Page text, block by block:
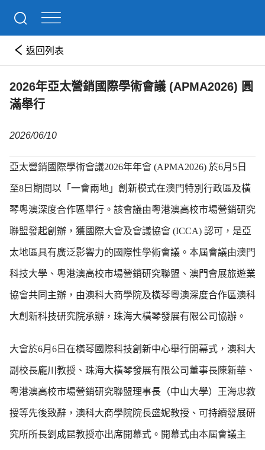
返回列表
2026年亞太營銷國際學術會議 (APMA2026) 圓
滿舉行
2026/06/10
亞太營銷國際學術會議2026年年會 (APMA2026) 於6月5日
至8日期間以「一會兩地」創新模式在澳門特別行政區及橫
琴粵澳深度合作區舉行。該會議由粵港澳高校市場營銷研究
聯盟發起創辦，獲國際大會及會議協會 (ICCA) 認可，是亞
太地區具有廣泛影響力的國際性學術會議。本屆會議由澳門
科技大學、粵港澳高校市場營銷研究聯盟、澳門會展旅遊業
協會共同主辦，由澳科大商學院及橫琴粵澳深度合作區澳科
大創新科技研究院承辦，珠海大橫琴發展有限公司協辦。
大會於6月6日在橫琴國際科技創新中心舉行開幕式，澳科大
副校長龐川教授、珠海大橫琴發展有限公司董事長陳新華、
粵港澳高校市場營銷研究聯盟理事長（中山大學）王海忠教
授等先後致辭，澳科大商學院院長盛妮教授、可持續發展研
究所所長劉成昆教授亦出席開幕式。開幕式由本屆會議主